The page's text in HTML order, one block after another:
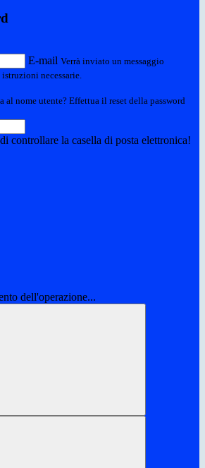
E-mail Verrà inviato un messaggio
necessarie.
al nome utente? Effettua il reset della password
controllare la casella di posta elettronica!
dell'operazione...